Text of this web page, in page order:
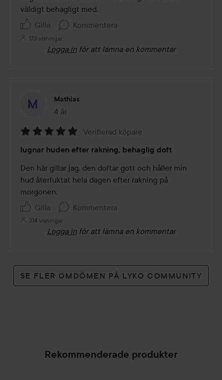
väldigt behagligt med.
Gilla
Kommentera
173 visningar
Logga in för att lämna en kommentar
Mathias
4 år
Inlägget skapades 4 år
5
av
5
Verifierad köpare
lugnar huden efter rakning, behaglig doft
Den här gillar jag, den doftar gott och håller min
hud återfuktat hela dagen efter rakning på
Gilla
Kommentera
314 visningar
Logga in för att lämna en kommentar
SE FLER OMDÖMEN PÅ LYKO COMMUNITY
Rekommenderade produkter